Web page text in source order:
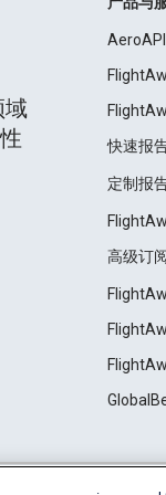
域
AeroAPI
快速报
定制报
高级订